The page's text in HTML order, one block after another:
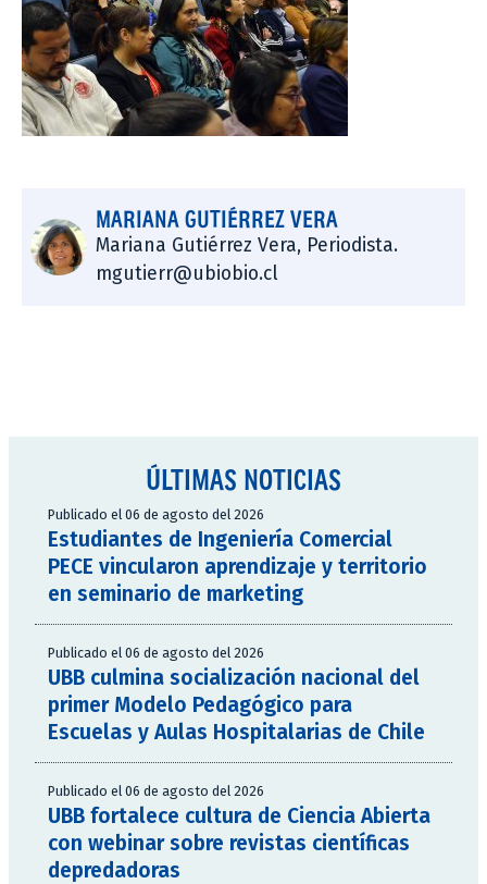
MARIANA GUTIÉRREZ VERA
Mariana Gutiérrez Vera, Periodista.
mgutierr@ubiobio.cl
ÚLTIMAS NOTICIAS
Publicado el 06 de agosto del 2026
Estudiantes de Ingeniería Comercial
PECE vincularon aprendizaje y territorio
en seminario de marketing
Publicado el 06 de agosto del 2026
UBB culmina socialización nacional del
primer Modelo Pedagógico para
Escuelas y Aulas Hospitalarias de Chile
Publicado el 06 de agosto del 2026
UBB fortalece cultura de Ciencia Abierta
con webinar sobre revistas científicas
depredadoras